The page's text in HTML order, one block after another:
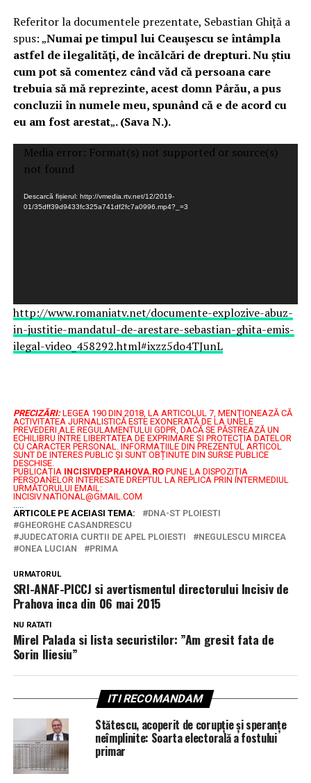
Referitor la documentele prezentate, Sebastian Ghiţă a
spus: „Numai pe timpul lui Ceaușescu se întâmpla
astfel de ilegalități, de încălcări de drepturi. Nu știu
cum pot să comentez când văd că persoana care
trebuia să mă reprezinte, acest domn Pârău, a pus
concluzii în numele meu, spunând că e de acord cu
eu am fost arestat„. (Sava N.).
Player
video
Media error: Format(s) not supported or source(s)
not found
Descarcă fișierul: http://vmedia.rtv.net/12/2019-
01/35dff39d9433fc325a741df2fc7a0996.mp4?_=3
http://www.romaniatv.net/documente-explozive-abuz-
in-justitie-mandatul-de-arestare-sebastian-ghita-emis-
ilegal-video_458292.html#ixzz5do4TJunL
PRECIZĂRI: LEGEA 190 DIN 2018, LA ARTICOLUL 7, MENŢIONEAZĂ CĂ
ACTIVITATEA JURNALISTICĂ ESTE EXONERATĂ DE LA UNELE
PREVEDERI ALE REGULAMENTULUI GDPR, DACĂ SE PĂSTREAZĂ UN
ECHILIBRU ÎNTRE LIBERTATEA DE EXPRIMARE ŞI PROTECŢIA DATELOR
CU CARACTER PERSONAL. INFORMAȚIILE DIN PREZENTUL ARTICOL
SUNT DE INTERES PUBLIC ȘI SUNT OBȚINUTE DIN SURSE PUBLICE
DESCHISE.
PUBLICAȚIA INCISIVDEPRAHOVA.ROPUNE LA DISPOZIȚIA
PERSOANELOR INTERESATE DREPTUL LA REPLICA PRIN INTERMEDIUL
URMĂTORULUI EMAIL:
INCISIV.NATIONAL@GMAIL.COM
.....
ARTICOLE PE ACEIASI TEMA:
DNA-ST PLOIESTI
GHEORGHE CASANDRESCU
JUDECATORIA CURTII DE APEL PLOIESTI
NEGULESCU MIRCEA
ONEA LUCIAN
PRIMA
URMATORUL
SRI-ANAF-PICCJ si avertismentul directorului Incisiv de
Prahova inca din 06 mai 2015
NU RATATI
Mirel Palada si lista securistilor: ”Am gresit fata de
Sorin Iliesiu”
ITI RECOMANDAM
Stătescu, acoperit de corupție și speranțe
neîmplinite: Soarta electorală a fostului
primar